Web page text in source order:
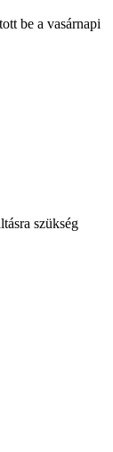
be a vasárnapi
szükség